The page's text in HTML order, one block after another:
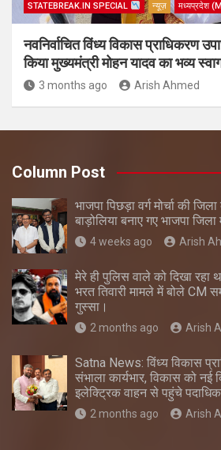
STATEBREAK.IN SPECIAL न्यूज़ मध्यप्रदेश
नवनिर्वाचित विंध्य विकास प्राधिकरण
किया मुख्यमंत्री मोहन यादव का भव्य
3 months ago Arish Ahmed
Column Post
भाजपा पिछड़ा वर्ग मोर्चा की
बाड़ोलिया बनाए गए भाजपा जिला
4 weeks ago Arish
मेरे ही पुलिस वाले को दिखा रहा
भरत तिवारी मामले में बोले CM
गुस्सा।
2 months ago Arish
Satna News: विंध्य विकास
संभाला कार्यभार, विकास को नई
इलेक्ट्रिक वाहन से पहुंचे
2 months ago Arish